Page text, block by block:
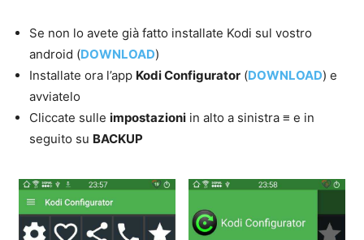
Se non lo avete già fatto installate Kodi sul vostro
android (DOWNLOAD)
Installate ora l’app Kodi Configurator (DOWNLOAD) e
avviatelo
Cliccate sulle impostazioni in alto a sinistra ≡ e in
seguito su BACKUP